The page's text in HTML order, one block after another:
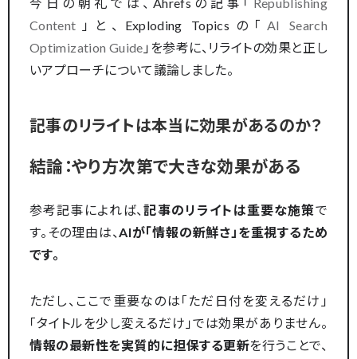
Content 」と、Exploding Topicsの「AI Search
Optimization Guide 」を参考に、リライトの効果と正し
いアプローチについて議論しました。
記事のリライトは本当に効果があるのか？
結論：やり方次第で大きな効果がある
参考記事によれば、記事のリライトは重要な施策で
す。その理由は、AIが「情報の新鮮さ」を重視するため
です。
ただし、ここで重要なのは「ただ日付を変えるだけ」
「タイトルを少し変えるだけ」では効果がありません。
情報の最新性を実質的に担保する更新を行うことで、